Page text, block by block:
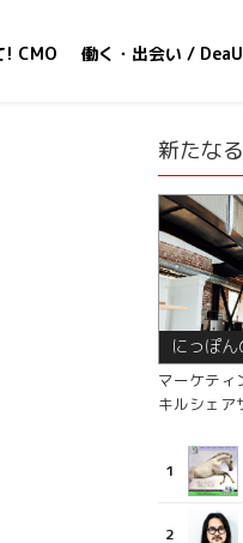
! CMO 働く・出会い / DeaU
新たな
にっぽ
マーケティ
キルシェア